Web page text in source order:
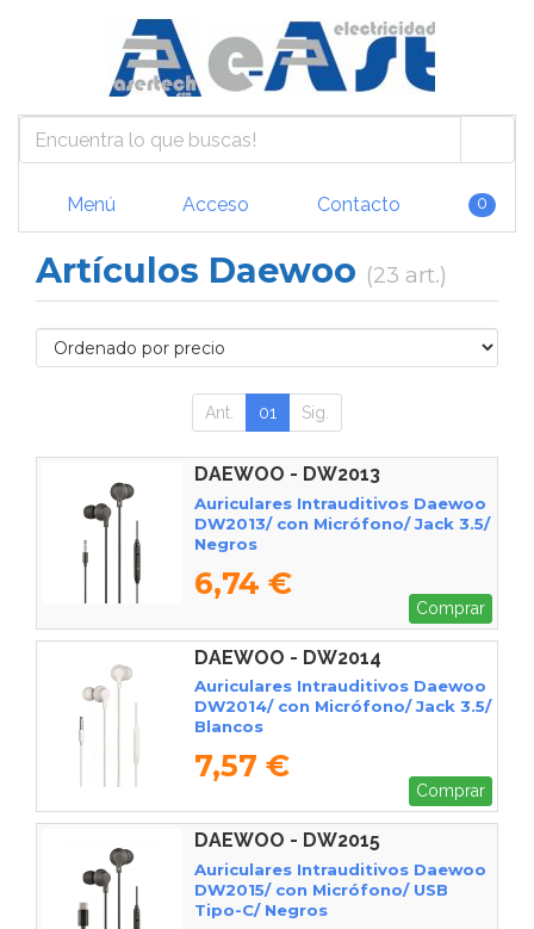
Menú Acceso Contacto 0
Artículos Daewoo (23 art.)
Ant. 01 Sig.
DAEWOO - DW2013
Auriculares Intrauditivos Daewoo
DW2013/ con Micrófono/ Jack 3.5/
Negros
6,74 €
Comprar
DAEWOO - DW2014
Auriculares Intrauditivos Daewoo
DW2014/ con Micrófono/ Jack 3.5/
Blancos
7,57 €
Comprar
DAEWOO - DW2015
Auriculares Intrauditivos Daewoo
DW2015/ con Micrófono/ USB
Tipo-C/ Negros